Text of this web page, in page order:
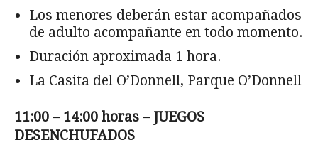
Los menores deberán estar acompañados
de adulto acompañante en todo momento.
Duración aproximada 1 hora.
La Casita del O’Donnell, Parque O’Donnell
11:00 – 14:00 horas – JUEGOS
DESENCHUFADOS